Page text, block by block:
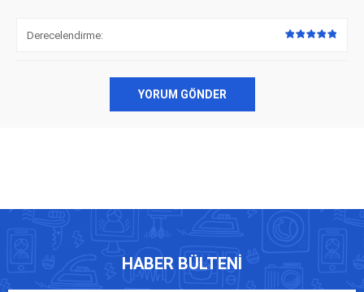
Derecelendirme:
YORUM GÖNDER
HABER BÜLTENI